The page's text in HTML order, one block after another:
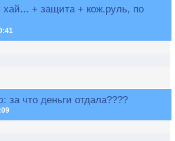
хай... + защита + кож.руль, по
за что деньги отдала????